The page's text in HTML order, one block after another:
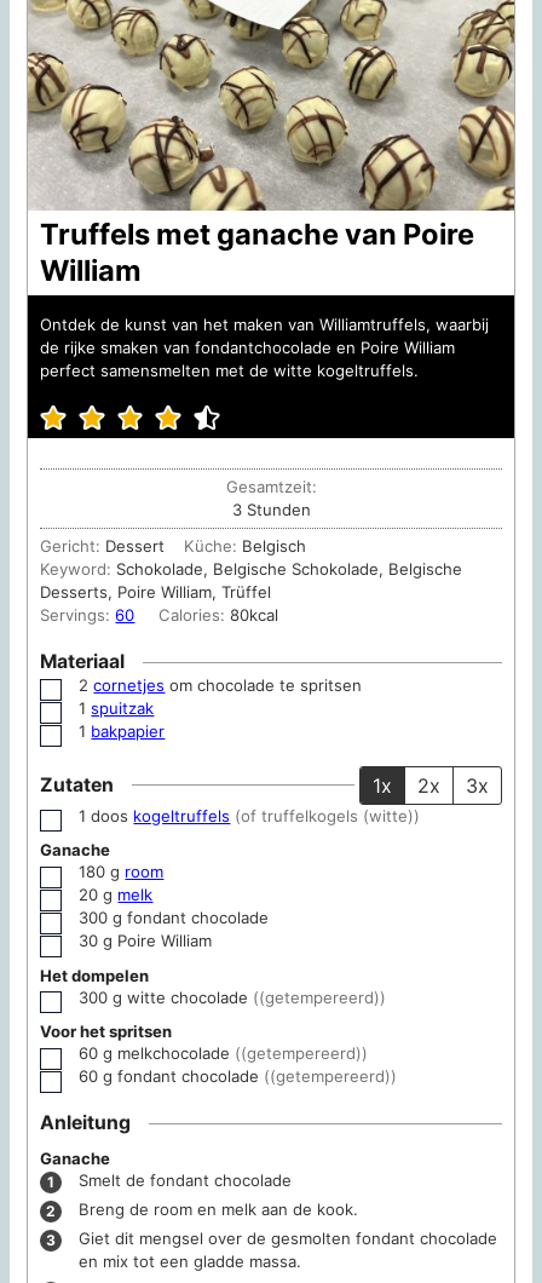
Truffels met ganache van Poire
William
Ontdek de kunst van het maken van Williamtruffels, waarbij
de rijke smaken van fondantchocolade en Poire William
perfect samensmelten met de witte kogeltruffels.
Gesamtzeit:
3Stunden
Stunden
Gericht: Dessert Küche: Belgisch
Keyword: Schokolade, Belgische Schokolade, Belgische
Desserts, Poire William, Trüffel
Servings:60 Calories:80kcal
Materiaal
▢
2cornetjes om chocolade te spritsen
▢
1spuitzak
▢
1 bakpapier
Zutaten 1x 2x 3x
▢
1 doos kogeltruffels (of truffelkogels (witte))
Ganache
▢
180 g room
▢
20 g melk
▢
300 g fondant chocolade
▢
30 g Poire William
Het dompelen
▢
300 g witte chocolade ((getempereerd))
Voor het spritsen
▢
60 g melkchocolade ((getempereerd))
▢
60 g fondant chocolade ((getempereerd))
Anleitung
Ganache
Smelt de fondant chocolade
Breng de room en melk aan de kook.
Giet dit mengsel over de gesmolten fondant chocolade
en mix tot een gladde massa.